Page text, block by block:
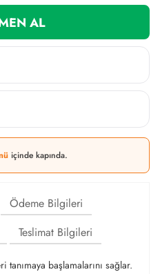
AL
içinde kapında.
Ödeme Bilgileri
Teslimat Bilgileri
başlamalarını sağlar.